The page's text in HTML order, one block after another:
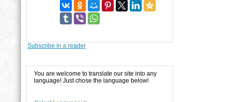
Subscribe in a reader
You are welcome to translate our site into any
language! Just chose the language below!